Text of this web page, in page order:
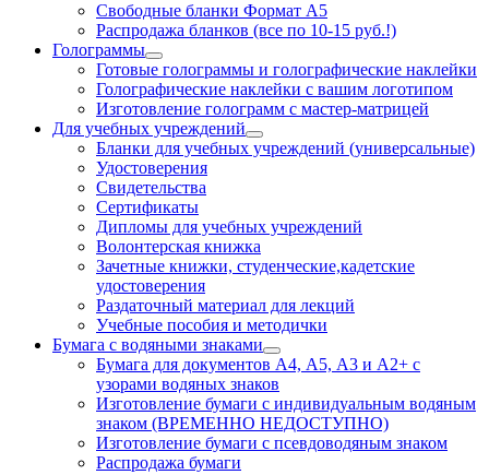
Свободные бланки Формат А5
Распродажа бланков (все по 10-15 руб.!)
Голограммы
Готовые голограммы и голографические наклейки
Голографические наклейки с вашим логотипом
Изготовление голограмм с мастер-матрицей
Для учебных учреждений
Бланки для учебных учреждений (универсальные)
Удостоверения
Свидетельства
Сертификаты
Дипломы для учебных учреждений
Волонтерская книжка
Зачетные книжки, студенческие,кадетские
удостоверения
Раздаточный материал для лекций
Учебные пособия и методички
Бумага с водяными знаками
Бумага для документов А4, А5, А3 и А2+ с
узорами водяных знаков
Изготовление бумаги с индивидуальным водяным
знаком (ВРЕМЕННО НЕДОСТУПНО)
Изготовление бумаги с псевдоводяным знаком
Распродажа бумаги